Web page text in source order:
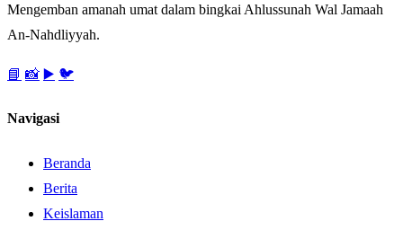
Mengemban amanah umat dalam bingkai Ahlussunah Wal Jamaah
An-Nahdliyyah.
📘 📸 ▶️ 🐦
Navigasi
Beranda
Berita
Keislaman